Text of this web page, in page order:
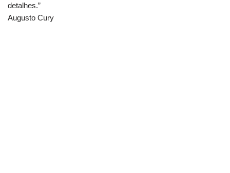
detalhes.”
Augusto Cury